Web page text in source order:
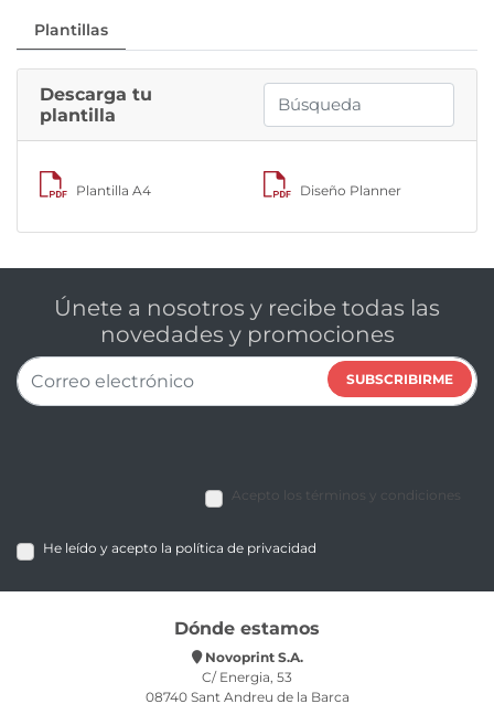
Plantillas
Descarga tu
plantilla
Plantilla A4 Diseño Planner
Únete a nosotros y recibe todas las
novedades y promociones
SUBSCRIBIRME
Acepto los términos y condiciones
He leído y acepto la política de privacidad
Dónde estamos
Novoprint S.A.
C/ Energia, 53
08740 Sant Andreu de la Barca